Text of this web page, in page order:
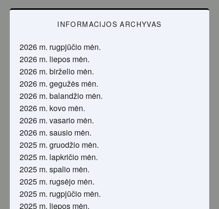
INFORMACIJOS ARCHYVAS
2026 m. rugpjūčio mėn.
2026 m. liepos mėn.
2026 m. birželio mėn.
2026 m. gegužės mėn.
2026 m. balandžio mėn.
2026 m. kovo mėn.
2026 m. vasario mėn.
2026 m. sausio mėn.
2025 m. gruodžio mėn.
2025 m. lapkričio mėn.
2025 m. spalio mėn.
2025 m. rugsėjo mėn.
2025 m. rugpjūčio mėn.
2025 m. liepos mėn.